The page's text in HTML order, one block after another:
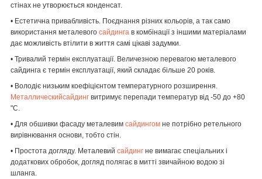
стінах не утворюється конденсат.
• Естетична привабливість. Поєднання різних кольорів, а так само
використання металевого сайдинга в комбінації з іншими матеріалами
дає можливість втілити в життя самі цікаві задумки.
• Тривалий термін експлуатації. Величезною перевагою металевого
сайдинга є термін експлуатації, який складає більше 20 років.
• Володіє низьким коефіцієнтом температурного розширення.
Металлическийсайдинг витримує перепади температур від -50 до +80
"С.
• Для обшивки фасаду металевим сайдингом не потрібно ретельного
вирівнювання основи, тобто стін.
• Простота догляду. Металевий сайдинг не вимагає спеціальних і
додаткових обробок, догляд полягає в митті звичайною водою зі
шланга.